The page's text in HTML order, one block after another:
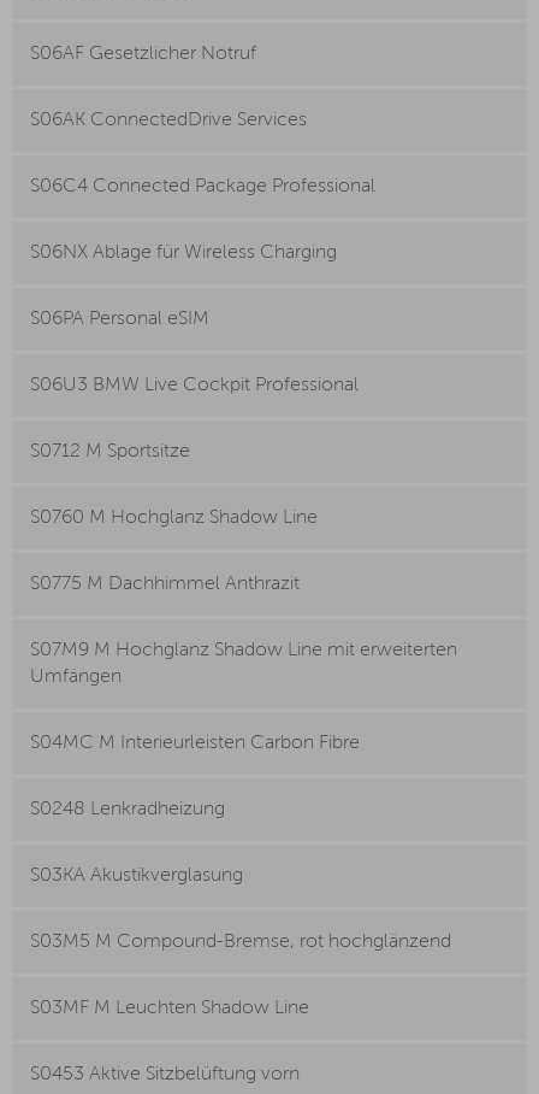
S06AF Gesetzlicher Notruf
S06AK ConnectedDrive Services
S06C4 Connected Package Professional
S06NX Ablage für Wireless Charging
S06PA Personal eSIM
S06U3 BMW Live Cockpit Professional
S0712 M Sportsitze
S0760 M Hochglanz Shadow Line
S0775 M Dachhimmel Anthrazit
S07M9 M Hochglanz Shadow Line mit erweiterten
Umfängen
S04MC M Interieurleisten Carbon Fibre
S0248 Lenkradheizung
S03KA Akustikverglasung
S03M5 M Compound-Bremse, rot hochglänzend
S03MF M Leuchten Shadow Line
S0453 Aktive Sitzbelüftung vorn